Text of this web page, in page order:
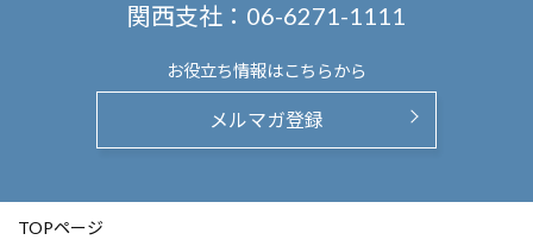
関西支社： 06-6271-1111
お役立ち情報はこちらから
メルマガ登録
TOPページ